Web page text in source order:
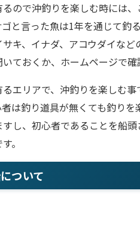
ので沖釣りを楽しむ時には
と言った魚は1年を通じて釣
キ、イナダ、アコウダイな
ておくか、ホームページで確
エリアで、沖釣りを楽しむ
は釣り道具が無くても釣り
し、初心者であることを船
。
ついて